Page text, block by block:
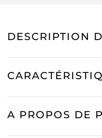
DESCRIPTION
A PROPOS DE